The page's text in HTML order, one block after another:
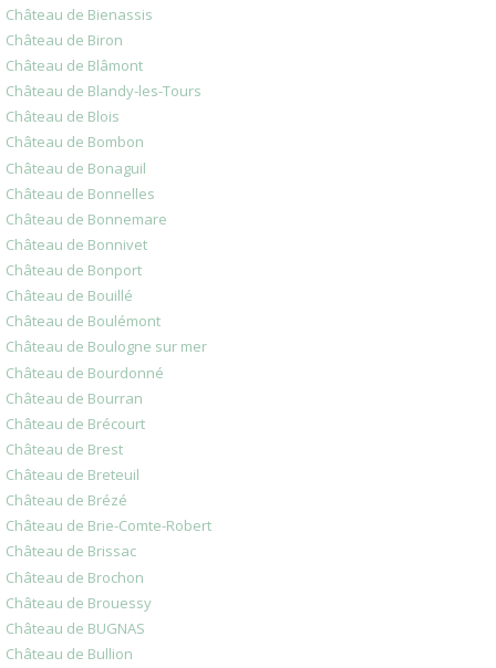
Château de Bienassis
Château de Biron
Château de Blâmont
Château de Blandy-les-Tours
Château de Blois
Château de Bombon
Château de Bonaguil
Château de Bonnelles
Château de Bonnemare
Château de Bonnivet
Château de Bonport
Château de Bouillé
Château de Boulémont
Château de Boulogne sur mer
Château de Bourdonné
Château de Bourran
Château de Brécourt
Château de Brest
Château de Breteuil
Château de Brézé
Château de Brie-Comte-Robert
Château de Brissac
Château de Brochon
Château de Brouessy
Château de BUGNAS
Château de Bullion